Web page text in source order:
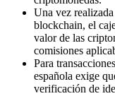
Una vez
blockchain, el
valor de las
comisiones
Para
española exige
verificación de